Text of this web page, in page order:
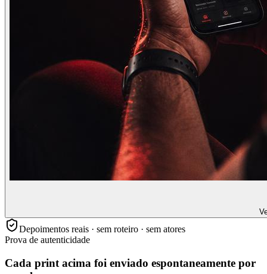
Depoimentos reais · sem roteiro · sem atores
Prova de autenticidade
Cada print acima foi enviado espontaneamente por